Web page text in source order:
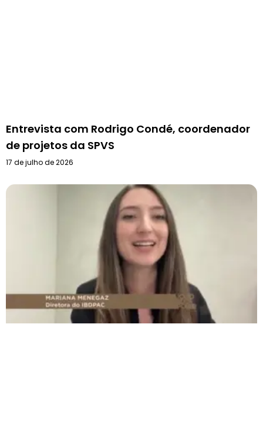
Entrevista com Rodrigo Condé, coordenador
de projetos da SPVS
17 de julho de 2026